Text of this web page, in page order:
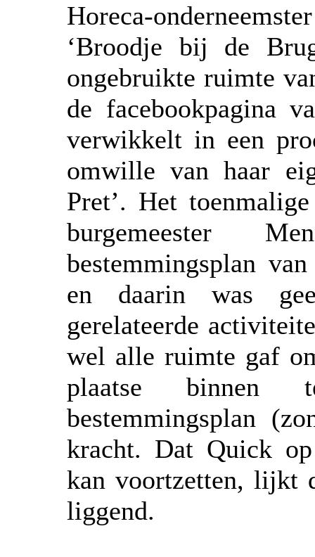
Horeca-
‘Broodje bij de
ongebruikte ruimte
de facebookpagina
verwikkelt in een
omwille van haar
Pret’. Het
burgemeester
bestemmingsplan
en daarin was
gerelateerde
wel alle ruimte gaf
plaatse binnen
bestemmingsplan
kracht. Dat Quick
kan voortzetten, lijkt
liggend.